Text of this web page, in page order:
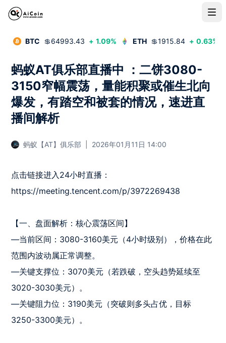
BTC 💲64993.43 + 1.09% ETH 💲1915.84 + 0.63%
蚂蚁AT俱乐部直播中 ：二饼3080-
3150窄幅震荡，量能积聚或催生北向
爆发，有踏空和被套的情况，速进直
播间解析
蚂蚁【AT】俱乐部 2026年01月11日 14:00
点击链接进入24小时直播：
https://meeting.tencent.com/p/3972269438
【一、盘面解析：核心震荡区间】
—当前区间：3080-3160美元（4小时级别），价格在此
范围内波动属正常调整。
—关键支撑位：3070美元（若跌破，空头趋势延续至
3020-3030美元）。
—关键阻力位：3190美元（突破则多头占优，目标
3250-3300美元）。